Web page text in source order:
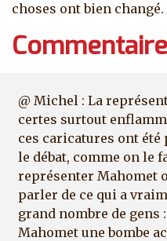
choses ont bien changé.
@ Michel : La
certes surtout
ces caricatures ont
le débat, comme on le
représenter Mahomet
parler de ce qui a
grand nombre de
Mahomet une bombe